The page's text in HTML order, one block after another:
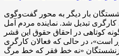
بار دیگر به محور گفت‌وگوی
تبدیل شد. نماینده مردم آمل
کوتاهی در احقاق حقوق این قشر
در حالی که فعالان کارگری
«نه خط فقر که خط مرگ